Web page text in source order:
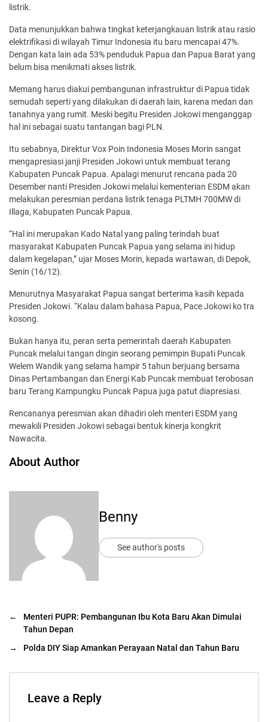
listrik.
Data menunjukkan bahwa tingkat keterjangkauan listrik atau rasio
elektrifikasi di wilayah Timur Indonesia itu baru mencapai 47%.
Dengan kata lain ada 53% penduduk Papua dan Papua Barat yang
belum bisa menikmati akses listrik.
Memang harus diakui pembangunan infrastruktur di Papua tidak
semudah seperti yang dilakukan di daerah lain, karena medan dan
tanahnya yang rumit. Meski begitu Presiden Jokowi menganggap
hal ini sebagai suatu tantangan bagi PLN.
Itu sebabnya, Direktur Vox Poin Indonesia Moses Morin sangat
mengapresiasi janji Presiden Jokowi untuk membuat terang
Kabupaten Puncak Papua. Apalagi menurut rencana pada 20
Desember nanti Presiden Jokowi melalui kementerian ESDM akan
melakukan peresmian perdana listrik tenaga PLTMH 700MW di
Illaga, Kabupaten Puncak Papua.
“Hal ini merupakan Kado Natal yang paling terindah buat
masyarakat Kabupaten Puncak Papua yang selama ini hidup
dalam kegelapan,” ujar Moses Morin, kepada wartawan, di Depok,
Senin (16/12).
Menurutnya Masyarakat Papua sangat berterima kasih kepada
Presiden Jokowi. “Kalau dalam bahasa Papua, Pace Jokowi ko tra
kosong.
Bukan hanya itu, peran serta pemerintah daerah Kabupaten
Puncak melalui tangan dingin seorang pemimpin Bupati Puncak
Welem Wandik yang selama hampir 5 tahun berjuang bersama
Dinas Pertambangan dan Energi Kab Puncak membuat terobosan
baru Terang Kampungku Puncak Papua juga patut diapresiasi.
Rencananya peresmian akan dihadiri oleh menteri ESDM yang
mewakili Presiden Jokowi sebagai bentuk kinerja kongkrit
Nawacita.
About Author
Benny
See author's posts
←
Menteri PUPR: Pembangunan Ibu Kota Baru Akan Dimulai
Tahun Depan
→
Polda DIY Siap Amankan Perayaan Natal dan Tahun Baru
Leave a Reply